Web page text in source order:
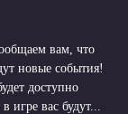
вам, что
новые события!
доступно
вас будут...